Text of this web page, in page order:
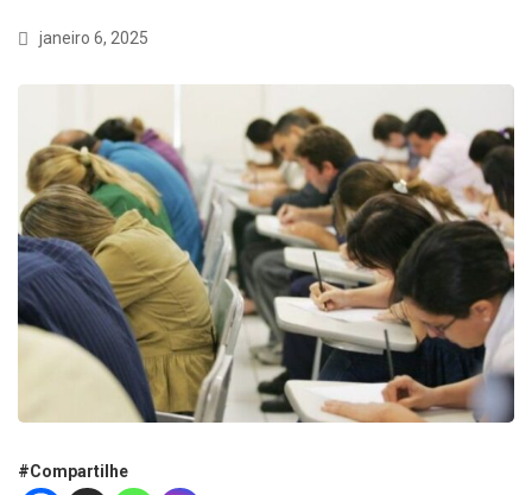
janeiro 6, 2025
#Compartilhe